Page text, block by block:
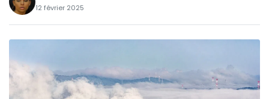
12 février 2025